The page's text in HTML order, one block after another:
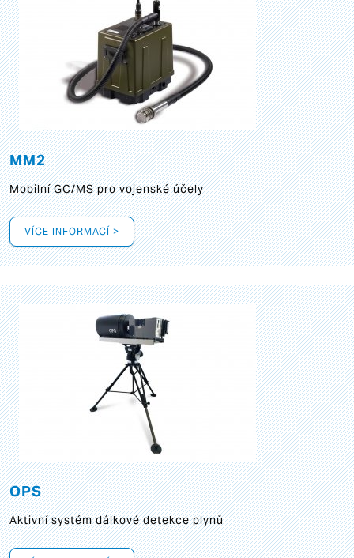
MM2
Mobilní GC/MS pro vojenské účely
VÍCE INFORMACÍ >
OPS
Aktivní systém dálkové detekce plynů